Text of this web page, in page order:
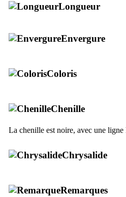
Longueur
Envergure
Coloris
Chenille
La chenille est noire, avec une
Chrysalide
Remarques